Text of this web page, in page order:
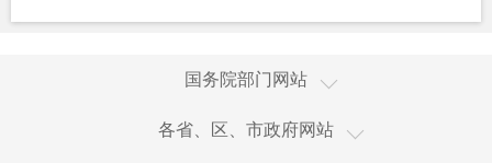
国务院部门网站
国家国际发展合作署
国家体育总局
各省、区、市政府网站
新疆